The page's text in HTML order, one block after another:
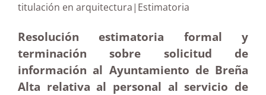
titulación en arquitectura|Estimatoria
Resolución estimatoria formal y
terminación sobre solicitud de
información al Ayuntamiento de Breña
Alta relativa al personal al servicio de